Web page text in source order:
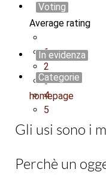
Voting
Average rating
1
2
3
4
5
In evidenza
Categorie
homepage
Gli usi sono i
Perchè un